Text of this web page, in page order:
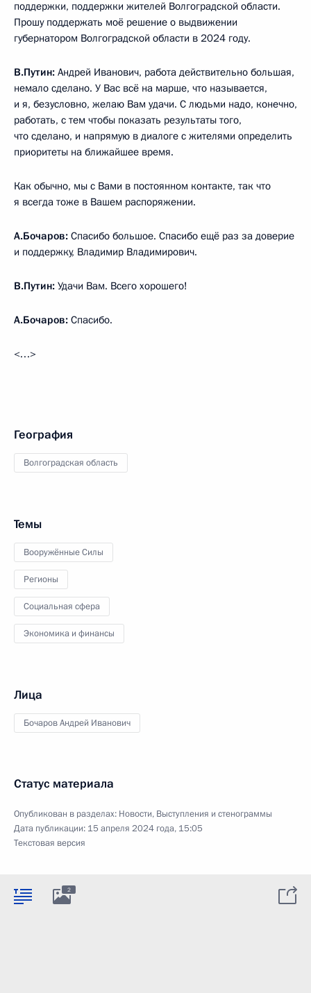
поддержки, поддержки жителей Волгоградской области.
Прошу поддержать моё решение о выдвижении
губернатором Волгоградской области в 2024 году.
В.Путин: Андрей Иванович, работа действительно большая,
немало сделано. У Вас всё на марше, что называется,
и я, безусловно, желаю Вам удачи. С людьми надо, конечно,
работать, с тем чтобы показать результаты того,
что сделано, и напрямую в диалоге с жителями определить
приоритеты на ближайшее время.
Как обычно, мы с Вами в постоянном контакте, так что
я всегда тоже в Вашем распоряжении.
А.Бочаров: Спасибо большое. Спасибо ещё раз за доверие
и поддержку, Владимир Владимирович.
В.Путин: Удачи Вам. Всего хорошего!
А.Бочаров: Спасибо.
<…>
География
Волгоградская область
Темы
Вооружённые Силы
Регионы
Социальная сфера
Экономика и финансы
Лица
Бочаров Андрей Иванович
Статус материала
Опубликован в разделах: Новости, Выступления и стенограммы
Дата публикации: 15 апреля 2024 года, 15:05
Текстовая версия
2